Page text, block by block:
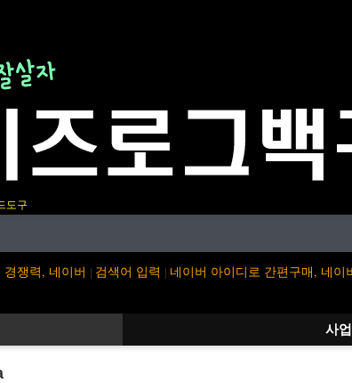
도구
경쟁력, 네이버 | 검색어 입력 | 네이버 아이디로 간편구매, 네이
사업